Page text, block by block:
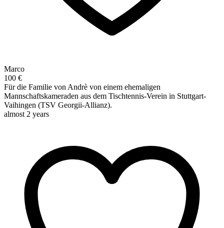
Marco
100 €
Für die Familie von Andrè von einem ehemaligen
Mannschaftskameraden aus dem Tischtennis-Verein in Stuttgart-
Vaihingen (TSV Georgii-Allianz).
almost 2 years